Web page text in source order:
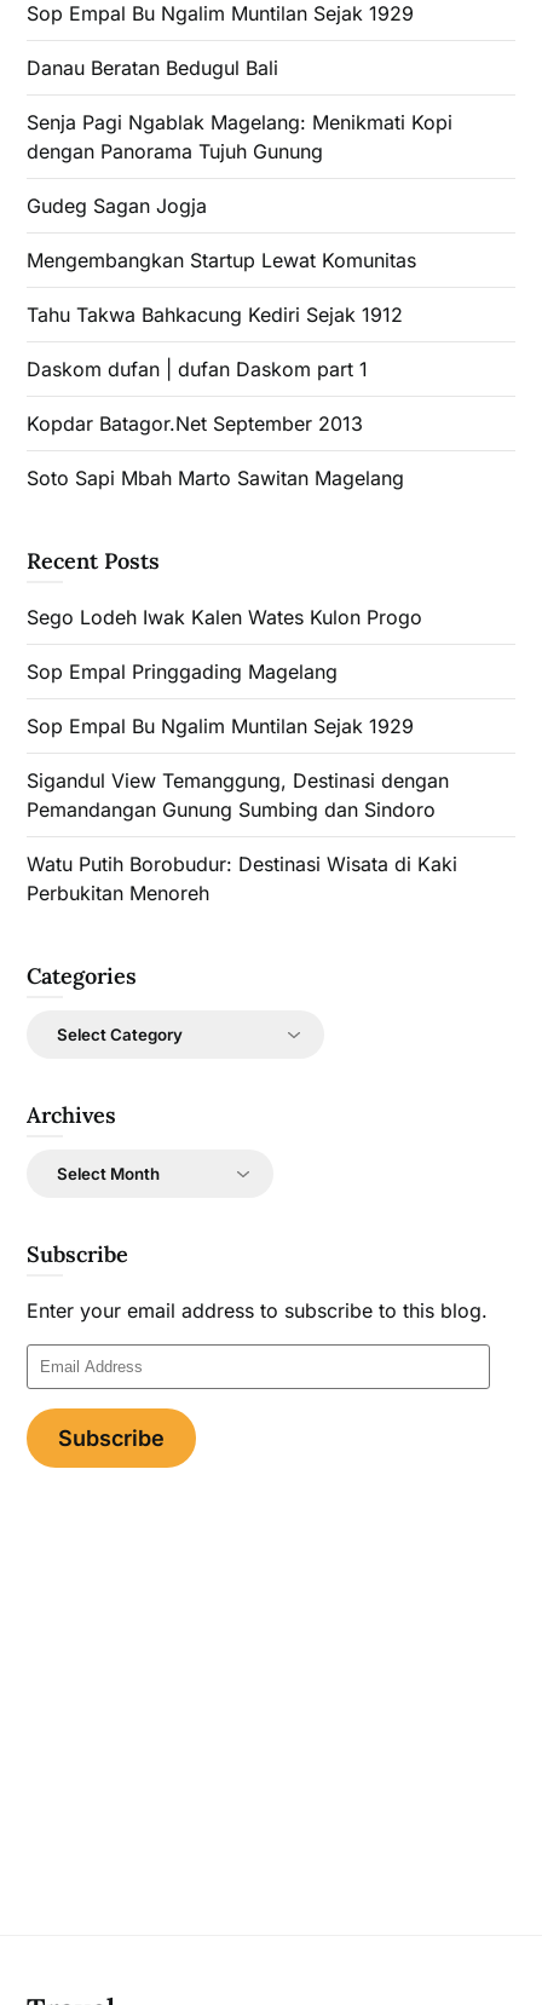
Sop Empal Bu Ngalim Muntilan Sejak 1929
Danau Beratan Bedugul Bali
Senja Pagi Ngablak Magelang: Menikmati Kopi
dengan Panorama Tujuh Gunung
Gudeg Sagan Jogja
Mengembangkan Startup Lewat Komunitas
Tahu Takwa Bahkacung Kediri Sejak 1912
Daskom dufan | dufan Daskom part 1
Kopdar Batagor.Net September 2013
Soto Sapi Mbah Marto Sawitan Magelang
Recent Posts
Sego Lodeh Iwak Kalen Wates Kulon Progo
Sop Empal Pringgading Magelang
Sop Empal Bu Ngalim Muntilan Sejak 1929
Sigandul View Temanggung, Destinasi dengan
Pemandangan Gunung Sumbing dan Sindoro
Watu Putih Borobudur: Destinasi Wisata di Kaki
Perbukitan Menoreh
Categories
Categories
Archives
Archives
Subscribe
Enter your email address to subscribe to this blog.
Email
Address
Subscribe